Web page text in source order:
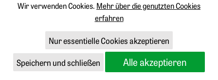
Anzeigen & Marketing
Tarife Digital
Mediadaten
Über GEWINN
Abo & Veranstaltungen
Redaktion
Produktion Corporate Publishing
Wir verwenden Cookies. Mehr über die genutzten Cookies
erfahren
Nur essentielle Cookies akzeptieren
Speichern und schließen
Alle akzeptieren